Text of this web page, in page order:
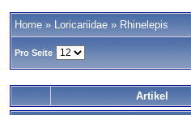
Home » Loricariidae » Rhinelepis
Pro Seite
Artikel